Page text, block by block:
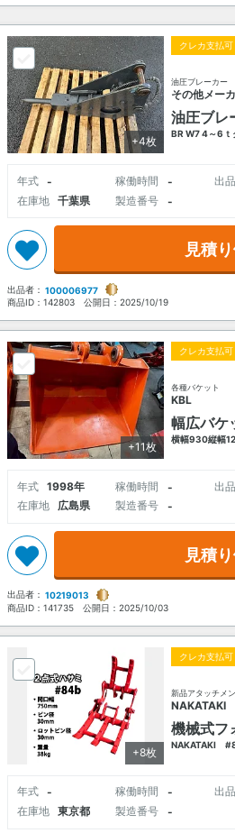
+4枚
クレカ支払可
油圧ブレーカー
その他メー
油圧ブレ
BR W7 4～6
年式 - 稼働時間 - 出
在庫地
千葉県 製造番号 -
見積
出品者： 100006977
商品ID： 142803 公開日： 2025/10/19
+11枚
クレカ支払可
各種バケット
KBL
幅広バケ
横幅930縦幅
年式 1998年 稼働時間 - 出
在庫地
広島県 製造番号 -
見積
出品者： 10219013
商品ID： 141735 公開日： 2025/10/03
+8枚
クレカ支払可
新品アタッチメ
NAKATAKI
機械式フ
NAKATAKI
年式 - 稼働時間 - 出
在庫地
東京都 製造番号 -